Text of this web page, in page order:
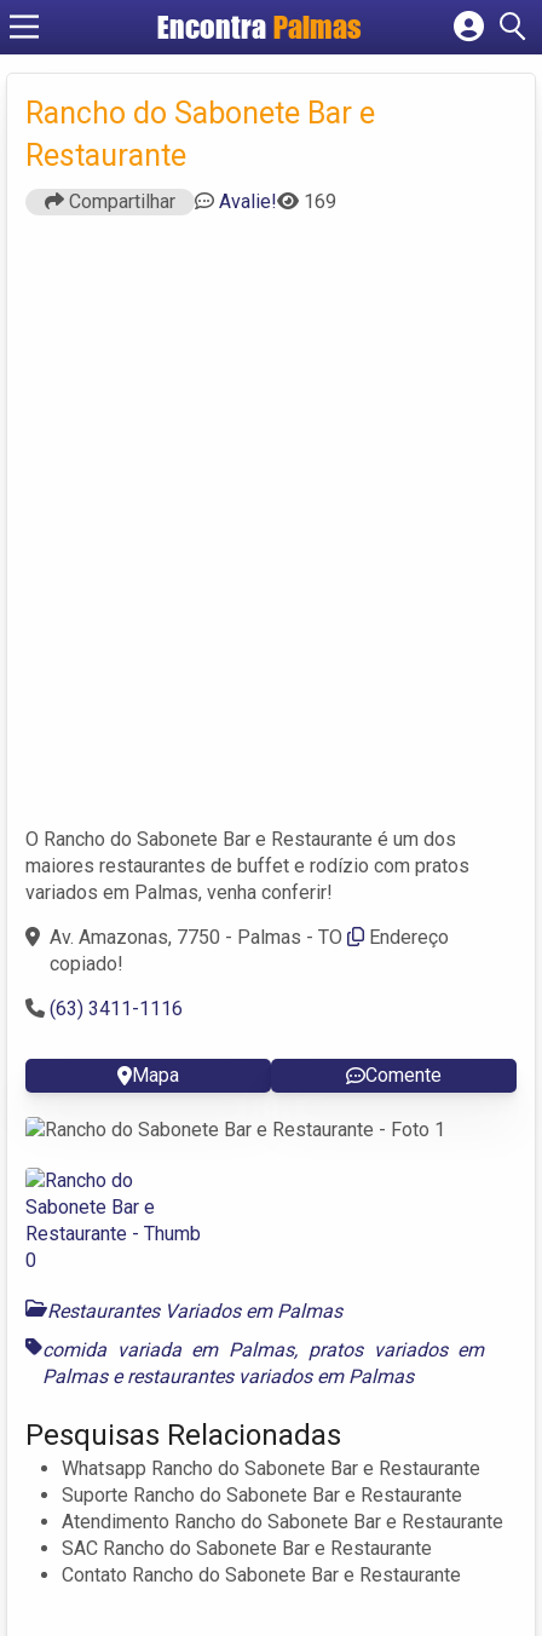
Encontra Palmas
Cadastrar empresa
Criar conta
Rancho do Sabonete Bar e
Restaurante
Compartilhar Avalie! 169
O Rancho do Sabonete Bar e Restaurante é um dos
maiores restaurantes de buffet e rodízio com pratos
variados em Palmas, venha conferir!
Av. Amazonas, 7750 - Palmas - TO
Endereço
copiado!
(63) 3411-1116
Mapa Comente
Restaurantes Variados em Palmas
comida variada em Palmas, pratos variados em
Palmaserestaurantes variados em Palmas
Pesquisas Relacionadas
Whatsapp Rancho do Sabonete Bar e Restaurante
Suporte Rancho do Sabonete Bar e Restaurante
Atendimento Rancho do Sabonete Bar e Restaurante
SAC Rancho do Sabonete Bar e Restaurante
Contato Rancho do Sabonete Bar e Restaurante